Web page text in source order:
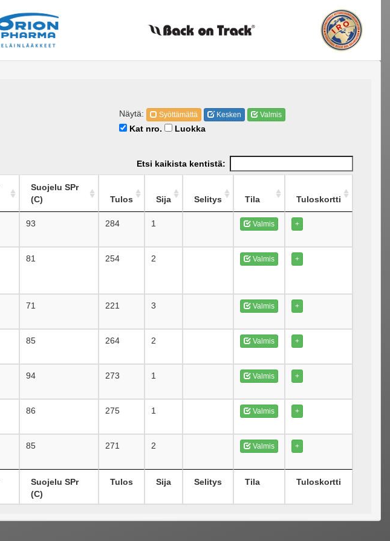
Näytä: Syöttämättä Kesken Valmis
Kat nro.
Luokka
Etsi kaikista kentistä:
Suojelu SPr
(C)
Tulos Sija Selitys Tila Tuloskortti
93 284 1 Valmis +
81 254 2 Valmis +
71 221 3 Valmis +
85 264 2 Valmis +
94 273 1 Valmis +
86 275 1 Valmis +
85 271 2 Valmis +
Suojelu SPr
(C)
Tulos Sija Selitys Tila Tuloskortti